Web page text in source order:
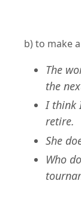
b) to make
The
the
I think
retire.
She
Who